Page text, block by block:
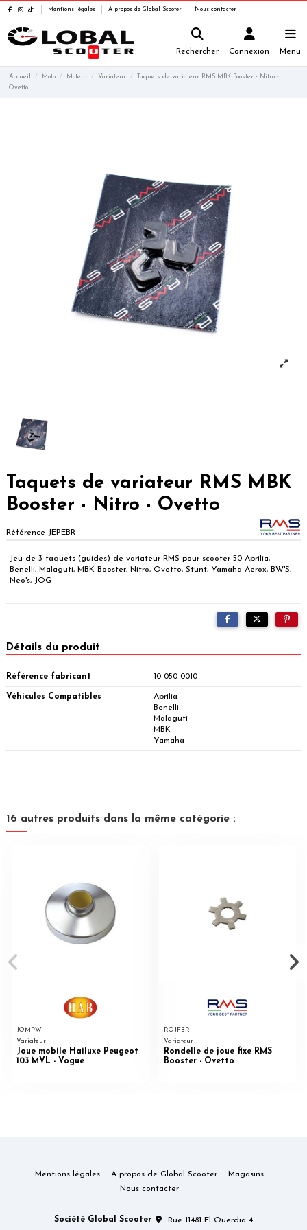
Mentions légales A propos de Global Scooter Nous contacter
Rechercher Connexion Menu
Accueil Moto Moteur Variateur
Taquets de variateur RMS MBK Booster - Nitro -
Ovetto
Taquets de variateur RMS MBK
Booster - Nitro - Ovetto
Référence JEPEBR
Jeu de 3 taquets (guides) de variateur RMS pour scooter 50 Aprilia,
Benelli, Malaguti, MBK Booster, Nitro, Ovetto, Stunt, Yamaha Aerox, BW'S,
Neo's, JOG
Détails du produit
Référence fabricant 10 050 0010
Véhicules Compatibles
Aprilia
Benelli
Malaguti
MBK
Yamaha
16 autres produits dans la même catégorie :
JOMPW
Variateur
Joue mobile Hailuxe Peugeot
103 MVL - Vogue
ROJFBR
Variateur
Rondelle de joue fixe RMS
Booster - Ovetto
Mentions légales A propos de Global Scooter
Magasins
Nous contacter
Société Global Scooter Rue 11481 El Ouerdia 4